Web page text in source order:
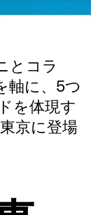
とコラ
軸に、5つ
を体現す
京に登場